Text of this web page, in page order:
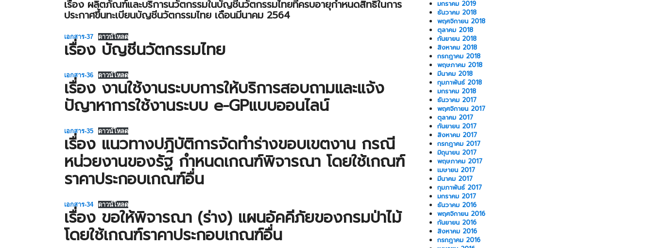
เรื่อง ผลิตภัณฑ์และบริการนวัตกรรมในบัญชีนวัตกรรมไทยที่ครบอายุกำหนดสิทธิในการ
ประกาศขึ้นทะเบียนบัญชีนวัตกรรมไทย เดือนมีนาคม 2564
เอกสาร-37 ดาวน์โหลด
เรื่อง บัญชีนวัตกรรมไทย
เอกสาร-36 ดาวน์โหลด
เรื่อง งานใช้งานระบบการให้บริการสอบถามและแจ้ง
ปัญาหาการใช้งานระบบ e-GPแบบออนไลน์
เอกสาร-35 ดาวน์โหลด
เรื่อง แนวทางปฎิบัติการจัดทำร่างขอบเขตงาน กรณี
หน่วยงานของรัฐ กำหนดเกณฑ์พิจารณา โดยใช้เกณฑ์
ราคาประกอบเกณฑ์อื่น
เอกสาร-34 ดาวน์โหลด
เรื่อง ขอให้พิจารณา (ร่าง) แผนอัคคีภัยของกรมป่าไม้
โดยใช้เกณฑ์ราคาประกอบเกณฑ์อื่น
มกราคม 2019
ธันวาคม 2018
พฤศจิกายน 2018
ตุลาคม 2018
กันยายน 2018
สิงหาคม 2018
กรกฎาคม 2018
พฤษภาคม 2018
มีนาคม 2018
กุมภาพันธ์ 2018
มกราคม 2018
ธันวาคม 2017
พฤศจิกายน 2017
ตุลาคม 2017
กันยายน 2017
สิงหาคม 2017
กรกฎาคม 2017
มิถุนายน 2017
พฤษภาคม 2017
เมษายน 2017
มีนาคม 2017
กุมภาพันธ์ 2017
มกราคม 2017
ธันวาคม 2016
พฤศจิกายน 2016
กันยายน 2016
สิงหาคม 2016
กรกฎาคม 2016